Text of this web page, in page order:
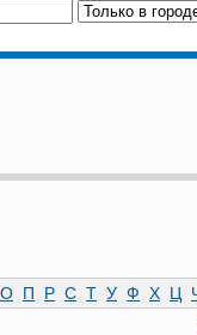
О П Р С Т У Ф Х Ц